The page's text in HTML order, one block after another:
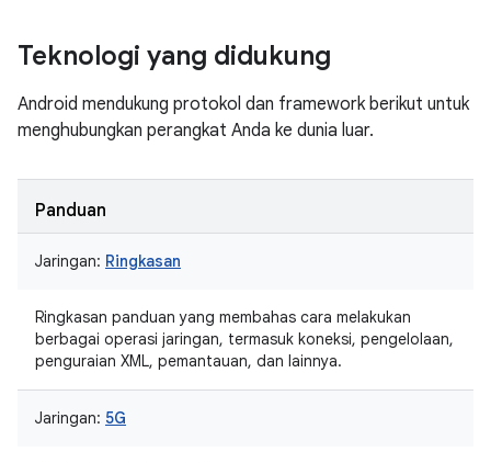
Teknologi yang didukung
Android mendukung protokol dan framework berikut untuk
menghubungkan perangkat Anda ke dunia luar.
Panduan
Jaringan: Ringkasan
Ringkasan panduan yang membahas cara melakukan
berbagai operasi jaringan, termasuk koneksi, pengelolaan,
penguraian XML, pemantauan, dan lainnya.
Jaringan: 5G